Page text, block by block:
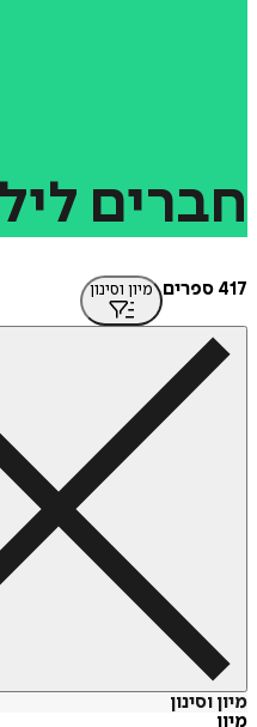
חברים
417 ספרים מיון וסינון
מיון וסינון
מיון